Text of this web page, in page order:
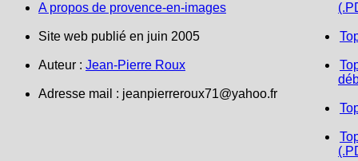
A propos de provence-en-images
Site web publié en juin 2005
Auteur : Jean-Pierre Roux
Adresse mail : jeanpierreroux71@yahoo.fr